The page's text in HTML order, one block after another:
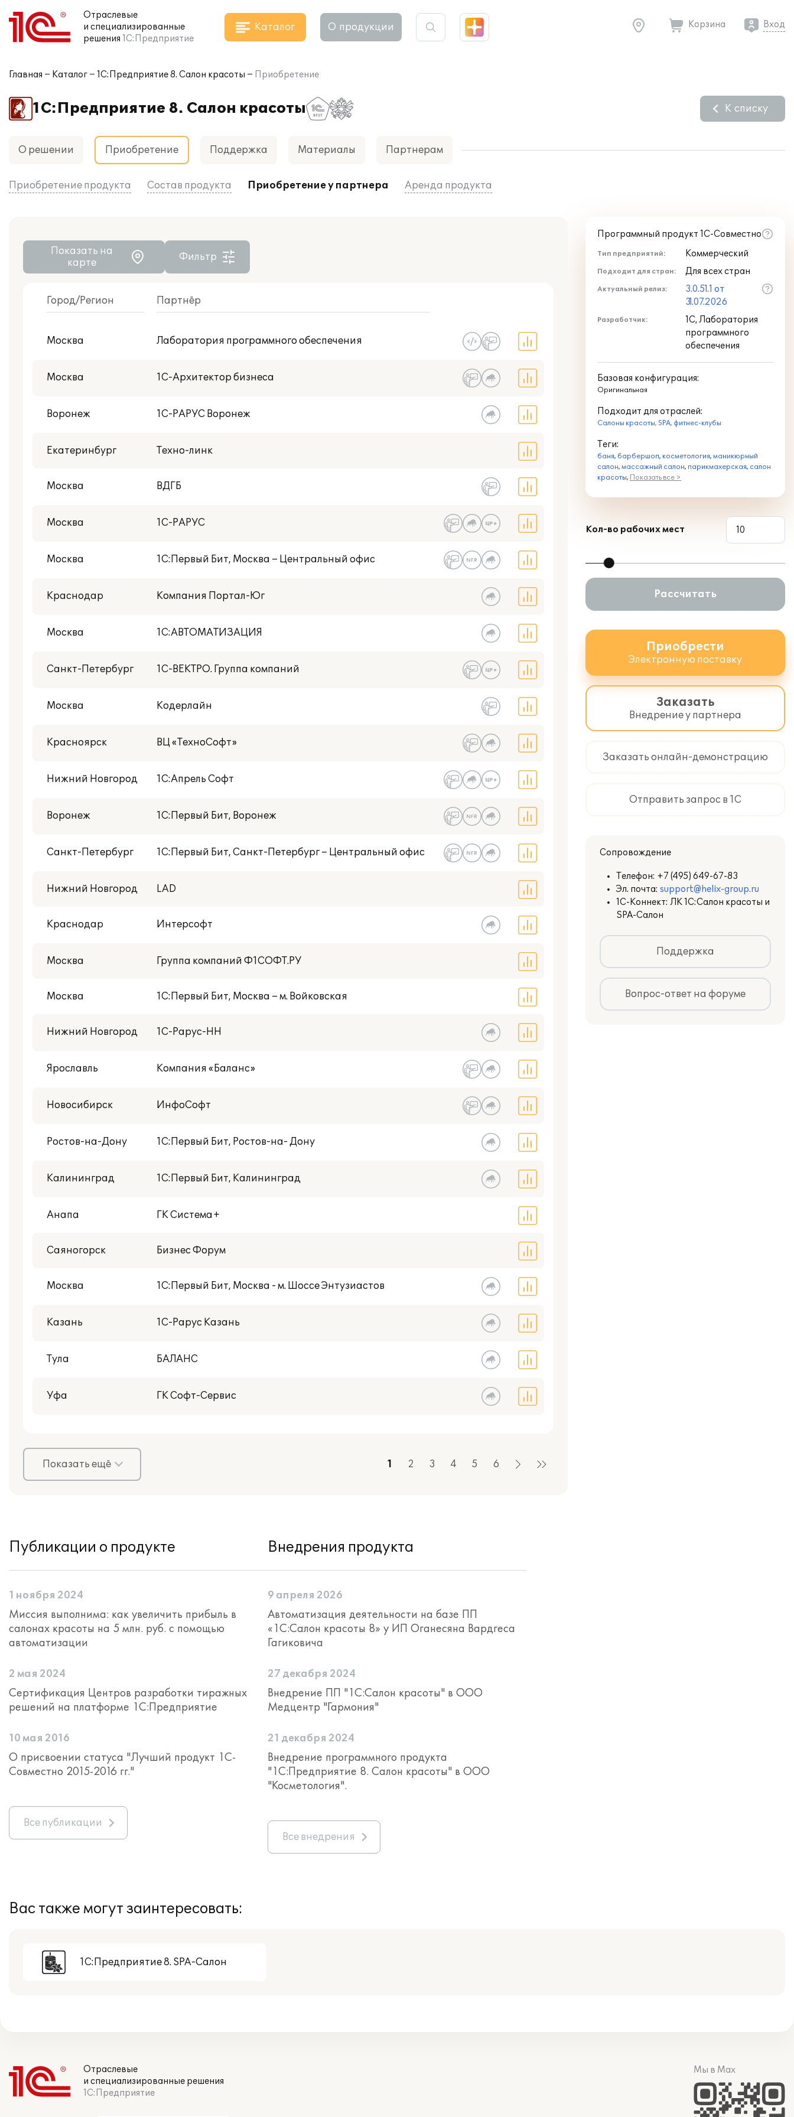
Отраслевые
и специализированные
решения 1С:Предприятие
Каталог О продукции Корзина Вход
Главная Каталог 1С:Предприятие 8. Салон красоты Приобретение
1С:Предприятие 8. Салон красоты К списку
О решении Приобретение Поддержка Материалы Партнерам
Приобретение продукта Состав продукта Приобретение у партнера Аренда продукта
Показать на
карте
Фильтр
С публикациями внедрений Есть NFR-версия
Город/Регион Партнёр
Москва Лаборатория программного обеспечения
Москва 1С-Архитектор бизнеса
Воронеж 1С-РАРУС Воронеж
Екатеринбург Техно-линк
Москва ВДГБ
Москва 1С-РАРУС
Москва 1С:Первый Бит, Москва – Центральный офис
Краснодар Компания Портал-Юг
Москва 1С:АВТОМАТИЗАЦИЯ
Санкт-Петербург 1С-ВЕКТРО. Группа компаний
Москва Кодерлайн
Красноярск ВЦ «ТехноСофт»
Нижний Новгород 1С:Апрель Софт
Воронеж 1С:Первый Бит, Воронеж
Санкт-Петербург 1С:Первый Бит, Санкт-Петербург – Центральный офис
Нижний Новгород LAD
Краснодар Интерсофт
Москва Группа компаний Ф1СОФТ.РУ
Москва 1С:Первый Бит, Москва – м. Войковская
Нижний Новгород 1С-Рарус-НН
Ярославль Компания «Баланс»
Новосибирск ИнфоСофт
Ростов-на-Дону 1С:Первый Бит, Ростов-на- Дону
Калининград 1С:Первый Бит, Калининград
Анапа ГК Система+
Саяногорск Бизнес Форум
Москва 1С:Первый Бит, Москва - м. Шоссе Энтузиастов
Казань 1С-Рарус Казань
Тула БАЛАНС
Уфа ГK Софт-Сервис
Показать ещё 1 2 3 4 5 6
Программный продукт 1С-Совместно
Тип предприятий: Коммерческий
Подходит для стран: Для всех стран
Актуальный релиз:
3.0.51.1 от
31.07.2026
Разработчик:
1С, Лаборатория
программного
обеспечения
Базовая конфигурация:
Оригинальная
Подходит для отраслей:
Салоны красоты, SPA, фитнес-клубы
Теги:
баня, барбершоп, косметология, маникюрный
салон, массажный салон, парикмахерская, салон
красоты, Показать все >
Кол-во рабочих мест
Рассчитать
Приобрести
Электронную поставку
Заказать
Внедрение у партнера
Заказать онлайн-демонстрацию
Отправить запрос в 1С
Сопровождение
Телефон: +7 (495) 649-67-83
Эл. почта: support@helix-group.ru
1С-Коннект: ЛК 1С:Салон красоты и
SPA-Салон
Поддержка
Вопрос-ответ на форуме
Публикации о продукте
1 ноября 2024
Миссия выполнима: как увеличить прибыль в
салонах красоты на 5 млн. руб. с помощью
автоматизации
2 мая 2024
Сертификация Центров разработки тиражных
решений на платформе 1С:Предприятие
10 мая 2016
О присвоении статуса "Лучший продукт 1С-
Совместно 2015-2016 гг."
Все публикации
Внедрения продукта
9 апреля 2026
Автоматизация деятельности на базе ПП
«1С:Салон красоты 8» у ИП Оганесяна Вардгеса
Гагиковича
27 декабря 2024
Внедрение ПП "1С:Салон красоты" в ООО
Медцентр "Гармония"
21 декабря 2024
Внедрение программного продукта
"1С:Предприятие 8. Салон красоты" в ООО
"Косметология".
Все внедрения
Вас также могут заинтересовать:
1С:Предприятие 8. SPA-Салон
Отраслевые
и специализированные решения
1С:Предприятие
Мы в Max